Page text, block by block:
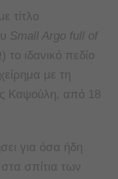
τίτλο
Small Argo full of
ιδανικό πεδίο
με τη
Καψούλη, από 18
για όσα ήδη
σπίτια των